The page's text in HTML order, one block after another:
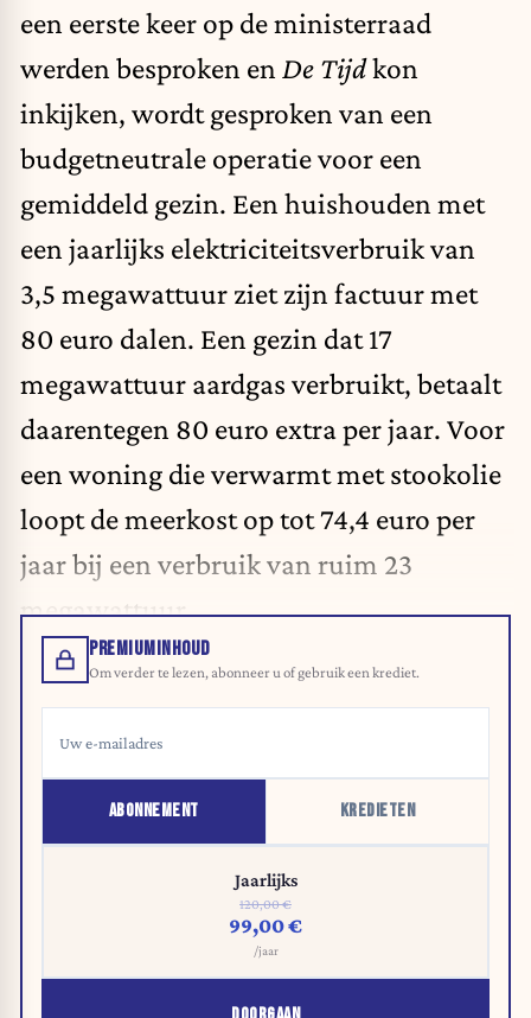
een eerste keer op de ministerraad
werden besproken en De Tijdkon
inkijken, wordt gesproken van een
budgetneutrale operatie voor een
gemiddeld gezin. Een huishouden met
een jaarlijks elektriciteitsverbruik van
3,5 megawattuur ziet zijn factuur met
80 euro dalen. Een gezin dat 17
megawattuur aardgas verbruikt, betaalt
daarentegen 80 euro extra per jaar. Voor
een woning die verwarmt met stookolie
loopt de meerkost op tot 74,4 euro per
jaar bij een verbruik van ruim 23
megawattuur.
PREMIUMINHOUD
Om verder te lezen, abonneer u of gebruik een krediet.
ABONNEMENT KREDIETEN
Jaarlijks
120,00 €
99,00 €
/jaar